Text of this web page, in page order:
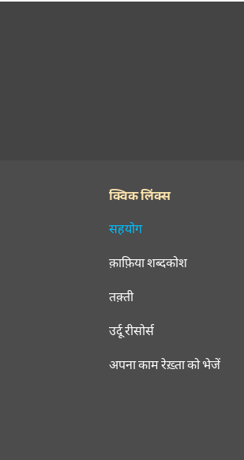
क्विक लिंक्स
सहयोग
क़ाफ़िया शब्दकोश
तक़्ती
उर्दू रीसोर्स
अपना काम रेख़्ता को भेजें